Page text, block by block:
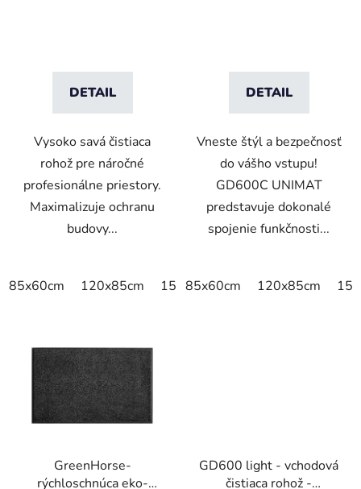
DETAIL
Vysoko savá čistiaca
rohož pre náročné
profesionálne priestory.
Maximalizuje ochranu
budovy...
85x60cm 120x85cm 150x85cm 175x115cm
DETAIL
Vneste štýl a bezpečnosť
do vášho vstupu!
GD600C UNIMAT
predstavuje dokonalé
spojenie funkčnosti...
85x60cm 120x85cm
GreenHorse-
rýchloschnúca eko-
GD600 light - vchodová
čistiaca rohož -